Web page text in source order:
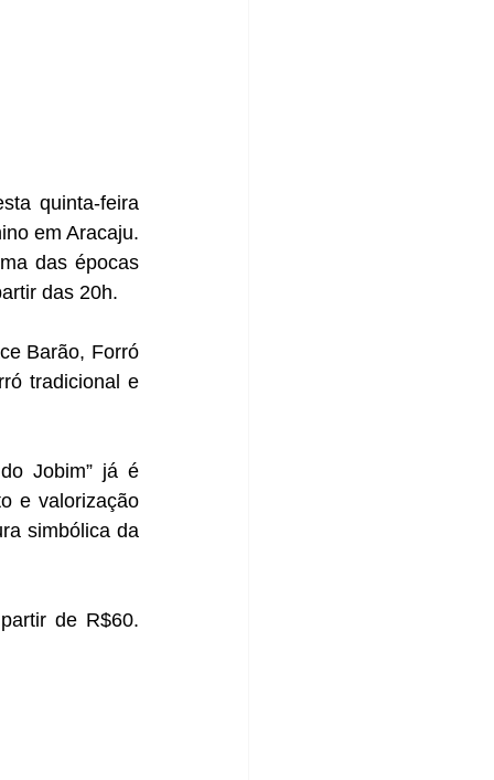
quinta-feira
em Aracaju.
das épocas
das 20h.
Barão, Forró
tradicional e
Jobim” já é
e valorização
simbólica da
de R$60.